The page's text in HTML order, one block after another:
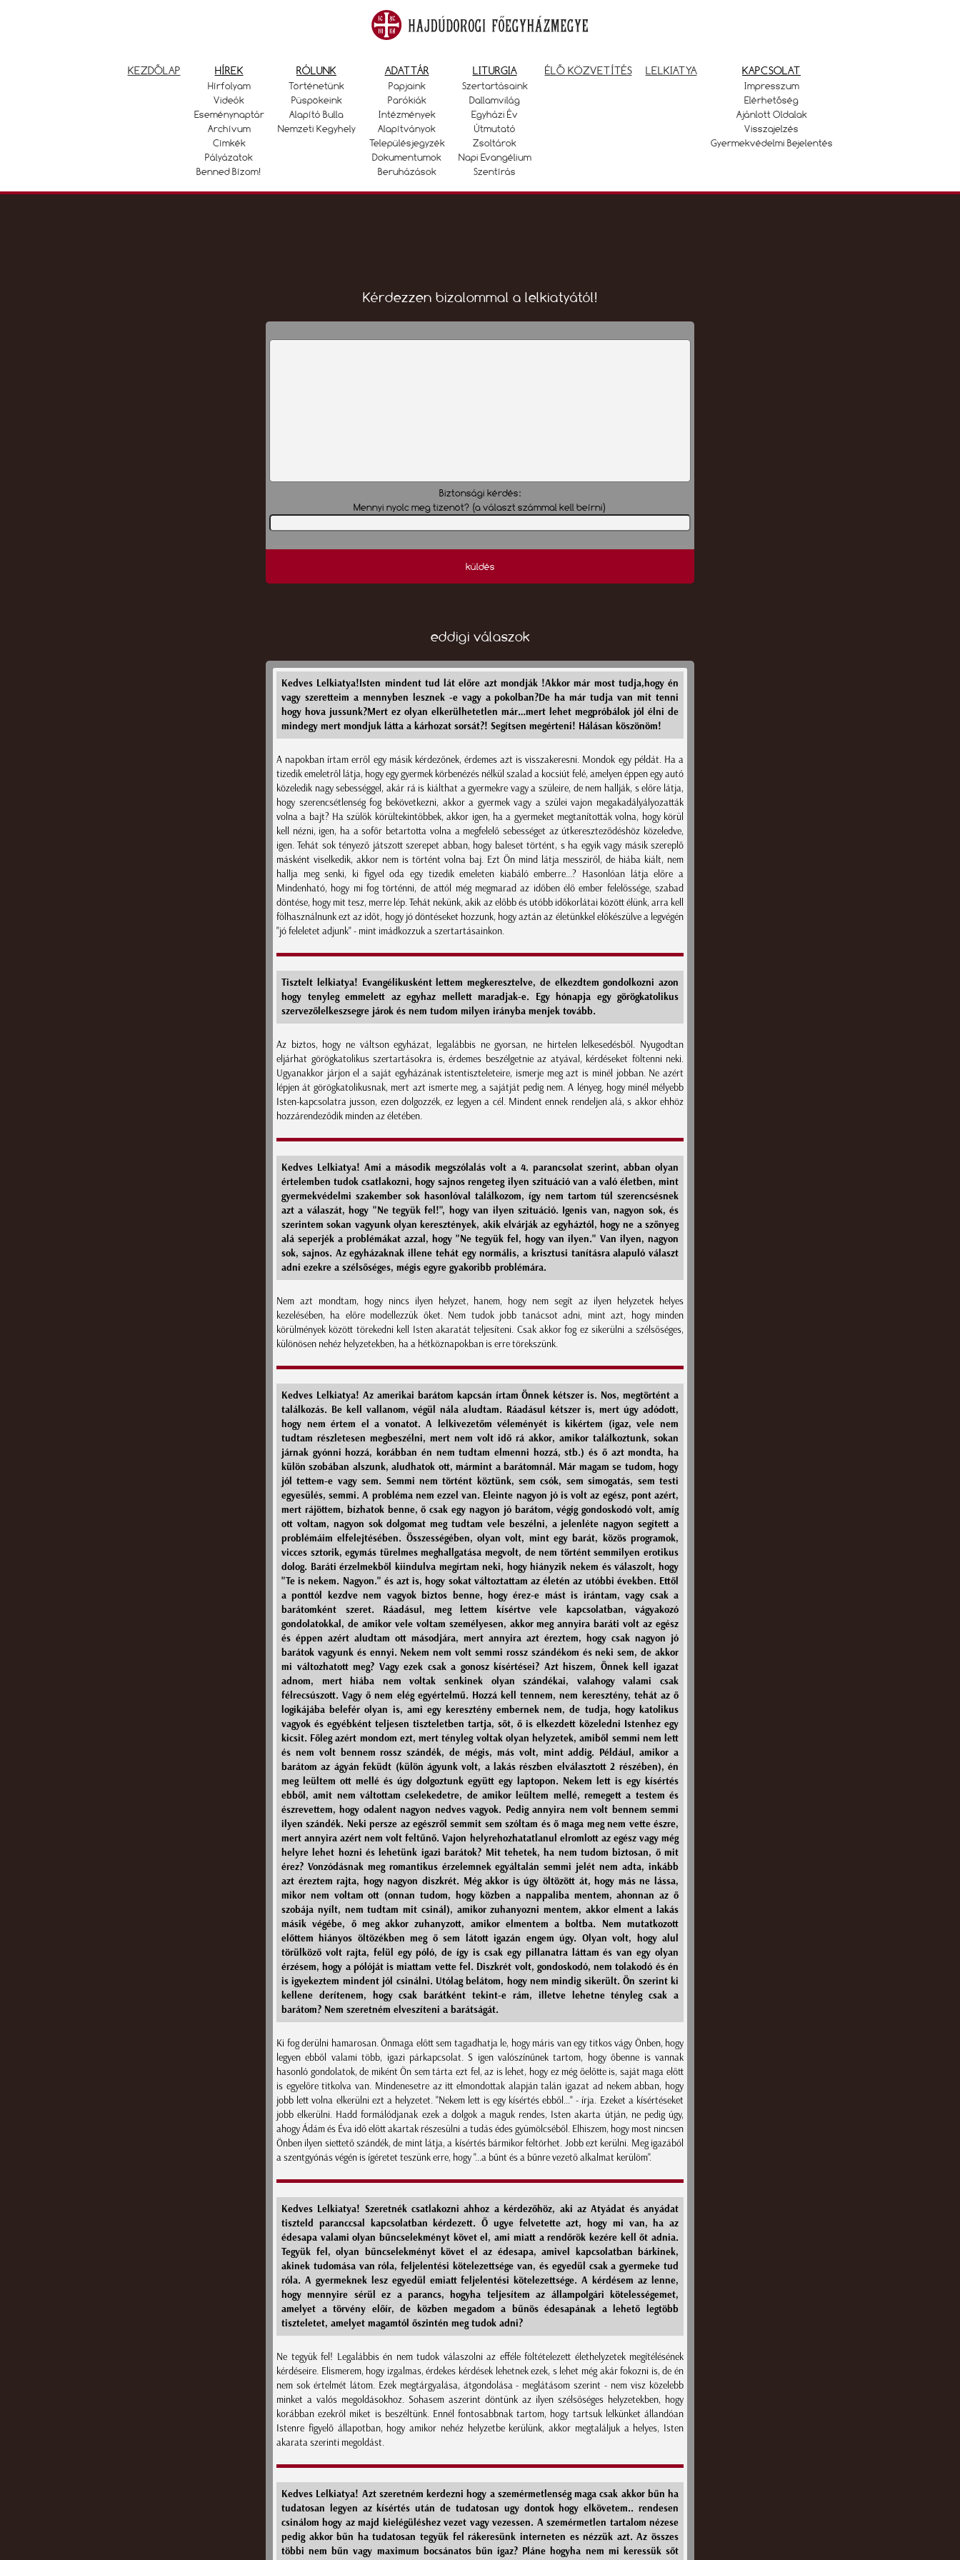
KEZDŐLAP HÍREK
Hírfolyam
Videók
Eseménynaptár
Archívum
Címkék
Pályázatok
Benned Bízom!
RÓLUNK
Történetünk
Püspökeink
Alapító Bulla
Nemzeti Kegyhely
ADATTÁR
Papjaink
Parókiák
Intézmények
Alapítványok
Településjegyzék
Dokumentumok
Beruházások
LITURGIA
Szertartásaink
Dallamvilág
Egyházi Év
Útmutató
Zsoltárok
Napi Evangélium
Szentírás
ÉLŐ KÖZVETÍTÉS LELKIATYA KAPCSOLAT
Impresszum
Elérhetőség
Ajánlott Oldalak
Visszajelzés
Gyermekvédelmi Bejelentés
Kérdezzen bizalommal a lelkiatyától!
Biztonsági kérdés:
Mennyi nyolc meg tizenöt? (a választ számmal kell beírni)
küldés
eddigi válaszok
Kedves Lelkiatya!Isten mindent tud lát előre azt mondják !Akkor már most tudja,hogy én
vagy szeretteim a mennyben lesznek -e vagy a pokolban?De ha már tudja van mit tenni
hogy hova jussunk?Mert ez olyan elkerülhetetlen már…mert lehet megpróbálok jól élni de
mindegy mert mondjuk látta a kárhozat sorsát?! Segítsen megérteni! Hálásan köszönöm!
A napokban írtam erről egy másik kérdezőnek, érdemes azt is visszakeresni. Mondok egy példát. Ha a
tizedik emeletről látja, hogy egy gyermek körbenézés nélkül szalad a kocsiút felé, amelyen éppen egy autó
közeledik nagy sebességgel, akár rá is kiálthat a gyermekre vagy a szüleire, de nem hallják, s előre látja,
hogy szerencsétlenség fog bekövetkezni, akkor a gyermek vagy a szülei vajon megakadályályozatták
volna a bajt? Ha szülők körültekintőbbek, akkor igen, ha a gyermeket megtanították volna, hogy körül
kell nézni, igen, ha a sofőr betartotta volna a megfelelő sebességet az útkereszteződéshöz közeledve,
igen. Tehát sok tényező játszott szerepet abban, hogy baleset történt, s ha egyik vagy másik szereplő
másként viselkedik, akkor nem is történt volna baj. Ezt Ön mind látja messziről, de hiába kiált, nem
hallja meg senki, ki figyel oda egy tizedik emeleten kiabáló emberre...? Hasonlóan látja előre a
Mindenható, hogy mi fog történni, de attól még megmarad az időben élő ember felelőssége, szabad
döntése, hogy mit tesz, merre lép. Tehát nekünk, akik az előbb és utóbb időkorlátai között élünk, arra kell
fölhasználnunk ezt az időt, hogy jó döntéseket hozzunk, hogy aztán az életünkkel előkészülve a legvégén
"jó feleletet adjunk" - mint imádkozzuk a szertartásainkon.
Tisztelt lelkiatya! Evangélikusként lettem megkeresztelve, de elkezdtem gondolkozni azon
hogy tenyleg emmelett az egyhaz mellett maradjak-e. Egy hónapja egy görögkatolikus
szervezőlelkeszsegre járok és nem tudom milyen irányba menjek tovább.
Az biztos, hogy ne váltson egyházat, legalábbis ne gyorsan, ne hirtelen lelkesedésből. Nyugodtan
eljárhat görögkatolikus szertartásokra is, érdemes beszélgetnie az atyával, kérdéseket föltenni neki.
Ugyanakkor járjon el a saját egyházának istentiszteleteire, ismerje meg azt is minél jobban. Ne azért
lépjen át görögkatolikusnak, mert azt ismerte meg, a sajátját pedig nem. A lényeg, hogy minél mélyebb
Isten-kapcsolatra jusson, ezen dolgozzék, ez legyen a cél. Mindent ennek rendeljen alá, s akkor ehhöz
hozzárendeződik minden az életében.
Kedves Lelkiatya! Ami a második megszólalás volt a 4. parancsolat szerint, abban olyan
értelemben tudok csatlakozni, hogy sajnos rengeteg ilyen szituáció van a való életben, mint
gyermekvédelmi szakember sok hasonlóval találkozom, így nem tartom túl szerencsésnek
azt a válaszát, hogy "Ne tegyük fel!", hogy van ilyen szituáció. Igenis van, nagyon sok, és
szerintem sokan vagyunk olyan keresztények, akik elvárják az egyháztól, hogy ne a szőnyeg
alá seperjék a problémákat azzal, hogy "Ne tegyük fel, hogy van ilyen." Van ilyen, nagyon
sok, sajnos. Az egyházaknak illene tehát egy normális, a krisztusi tanításra alapuló választ
adni ezekre a szélsőséges, mégis egyre gyakoribb problémára.
Nem azt mondtam, hogy nincs ilyen helyzet, hanem, hogy nem segít az ilyen helyzetek helyes
kezelésében, ha előre modellezzük őket. Nem tudok jobb tanácsot adni, mint azt, hogy minden
körülmények között törekedni kell Isten akaratát teljesíteni. Csak akkor fog ez sikerülni a szélsőséges,
különösen nehéz helyzetekben, ha a hétköznapokban is erre törekszünk.
Kedves Lelkiatya! Az amerikai barátom kapcsán írtam Önnek kétszer is. Nos, megtörtént a
találkozás. Be kell vallanom, végül nála aludtam. Ráadásul kétszer is, mert úgy adódott,
hogy nem értem el a vonatot. A lelkivezetőm véleményét is kikértem (igaz, vele nem
tudtam részletesen megbeszélni, mert nem volt idő rá akkor, amikor találkoztunk, sokan
járnak gyónni hozzá, korábban én nem tudtam elmenni hozzá, stb.) és ő azt mondta, ha
külön szobában alszunk, aludhatok ott, mármint a barátomnál. Már magam se tudom, hogy
jól tettem-e vagy sem. Semmi nem történt köztünk, sem csók, sem simogatás, sem testi
egyesülés, semmi. A probléma nem ezzel van. Eleinte nagyon jó is volt az egész, pont azért,
mert rájöttem, bízhatok benne, ő csak egy nagyon jó barátom, végig gondoskodó volt, amíg
ott voltam, nagyon sok dolgomat meg tudtam vele beszélni, a jelenléte nagyon segített a
problémáim elfelejtésében. Összességében, olyan volt, mint egy barát, közös programok,
vicces sztorik, egymás türelmes meghallgatása megvolt, de nem történt semmilyen erotikus
dolog. Baráti érzelmekből kiindulva megírtam neki, hogy hiányzik nekem és válaszolt, hogy
"Te is nekem. Nagyon." és azt is, hogy sokat változtattam az életén az utóbbi években. Ettől
a ponttól kezdve nem vagyok biztos benne, hogy érez-e mást is irántam, vagy csak a
barátomként szeret. Ráadásul, meg lettem kísértve vele kapcsolatban, vágyakozó
gondolatokkal, de amikor vele voltam személyesen, akkor meg annyira baráti volt az egész
és éppen azért aludtam ott másodjára, mert annyira azt éreztem, hogy csak nagyon jó
barátok vagyunk és ennyi. Nekem nem volt semmi rossz szándékom és neki sem, de akkor
mi változhatott meg? Vagy ezek csak a gonosz kísértései? Azt hiszem, Önnek kell igazat
adnom, mert hiába nem voltak senkinek olyan szándékai, valahogy valami csak
félrecsúszott. Vagy ő nem elég egyértelmű. Hozzá kell tennem, nem keresztény, tehát az ő
logikájába belefér olyan is, ami egy keresztény embernek nem, de tudja, hogy katolikus
vagyok és egyébként teljesen tiszteletben tartja, sőt, ő is elkezdett közeledni Istenhez egy
kicsit. Főleg azért mondom ezt, mert tényleg voltak olyan helyzetek, amiből semmi nem lett
és nem volt bennem rossz szándék, de mégis, más volt, mint addig. Például, amikor a
barátom az ágyán feküdt (külön ágyunk volt, a lakás részben elválasztott 2 részében), én
meg leültem ott mellé és úgy dolgoztunk együtt egy laptopon. Nekem lett is egy kísértés
ebből, amit nem váltottam cselekedetre, de amikor leültem mellé, remegett a testem és
észrevettem, hogy odalent nagyon nedves vagyok. Pedig annyira nem volt bennem semmi
ilyen szándék. Neki persze az egészről semmit sem szóltam és ő maga meg nem vette észre,
mert annyira azért nem volt feltűnő. Vajon helyrehozhatatlanul elromlott az egész vagy még
helyre lehet hozni és lehetünk igazi barátok? Mit tehetek, ha nem tudom biztosan, ő mit
érez? Vonzódásnak meg romantikus érzelemnek egyáltalán semmi jelét nem adta, inkább
azt éreztem rajta, hogy nagyon diszkrét. Még akkor is úgy öltözött át, hogy más ne lássa,
mikor nem voltam ott (onnan tudom, hogy közben a nappaliba mentem, ahonnan az ő
szobája nyílt, nem tudtam mit csinál), amikor zuhanyozni mentem, akkor elment a lakás
másik végébe, ő meg akkor zuhanyzott, amikor elmentem a boltba. Nem mutatkozott
előttem hiányos öltözékben meg ő sem látott igazán engem úgy. Olyan volt, hogy alul
törülköző volt rajta, felül egy póló, de így is csak egy pillanatra láttam és van egy olyan
érzésem, hogy a pólóját is miattam vette fel. Diszkrét volt, gondoskodó, nem tolakodó és én
is igyekeztem mindent jól csinálni. Utólag belátom, hogy nem mindig sikerült. Ön szerint ki
kellene derítenem, hogy csak barátként tekint-e rám, illetve lehetne tényleg csak a
barátom? Nem szeretném elveszíteni a barátságát.
Ki fog derülni hamarosan. Önmaga előtt sem tagadhatja le, hogy máris van egy titkos vágy Önben, hogy
legyen ebből valami több, igazi párkapcsolat. S igen valószínűnek tartom, hogy őbenne is vannak
hasonló gondolatok, de miként Ön sem tárta ezt fel, az is lehet, hogy ez még őelőtte is, saját maga előtt
is egyelőre titkolva van. Mindenesetre az itt elmondottak alapján talán igazat ad nekem abban, hogy
jobb lett volna elkerülni ezt a helyzetet. "Nekem lett is egy kísértés ebből..." - írja. Ezeket a kísértéseket
jobb elkerülni. Hadd formálódjanak ezek a dolgok a maguk rendes, Isten akarta útján, ne pedig úgy,
ahogy Ádám és Éva idő előtt akartak részesülni a tudás édes gyümölcséből. Elhiszem, hogy most nincsen
Önben ilyen siettető szándék, de mint látja, a kísértés bármikor feltörhet. Jobb ezt kerülni. Meg igazából
a szentgyónás végén is ígéretet teszünk erre, hogy "...a bűnt és a bűnre vezető alkalmat kerülöm".
Kedves Lelkiatya! Szeretnék csatlakozni ahhoz a kérdezőhöz, aki az Atyádat és anyádat
tiszteld paranccsal kapcsolatban kérdezett. Ő ugye felvetette azt, hogy mi van, ha az
édesapa valami olyan bűncselekményt követ el, ami miatt a rendőrök kezére kell őt adnia.
Tegyük fel, olyan bűncselekményt követ el az édesapa, amivel kapcsolatban bárkinek,
akinek tudomása van róla, feljelentési kötelezettsége van, és egyedül csak a gyermeke tud
róla. A gyermeknek lesz egyedül emiatt feljelentési kötelezettsége. A kérdésem az lenne,
hogy mennyire sérül ez a parancs, hogyha teljesítem az állampolgári kötelességemet,
amelyet a törvény előír, de közben megadom a bűnös édesapának a lehető legtöbb
tiszteletet, amelyet magamtól őszintén meg tudok adni?
Ne tegyük fel! Legalábbis én nem tudok válaszolni az efféle föltételezett élethelyzetek megítélésének
kérdéseire. Elismerem, hogy izgalmas, érdekes kérdések lehetnek ezek, s lehet még akár fokozni is, de én
nem sok értelmét látom. Ezek megtárgyalása, átgondolása - meglátásom szerint - nem visz közelebb
minket a valós megoldásokhoz. Sohasem aszerint döntünk az ilyen szélsőséges helyzetekben, hogy
korábban ezekről miket is beszéltünk. Ennél fontosabbnak tartom, hogy tartsuk lelkünket állandóan
Istenre figyelő állapotban, hogy amikor nehéz helyzetbe kerülünk, akkor megtaláljuk a helyes, Isten
akarata szerinti megoldást.
Kedves Lelkiatya! Azt szeretném kerdezni hogy a szemérmetlenség maga csak akkor bűn ha
tudatosan legyen az kísértés után de tudatosan ugy dontok hogy elkövetem.. rendesen
csinálom hogy az majd kielégüléshez vezet vagy vezessen. A szemérmetlen tartalom nézese
pedig akkor bűn ha tudatosan tegyük fel rákeresünk interneten es nézzük azt. Az összes
többi nem bűn vagy maximum bocsánatos bűn igaz? Pláne hogyha nem mi keressük sőt